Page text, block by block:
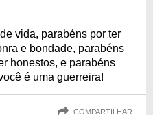
vida, parabéns por ter
e bondade, parabéns
honestos, e parabéns
é uma guerreira!
COMPARTILHAR